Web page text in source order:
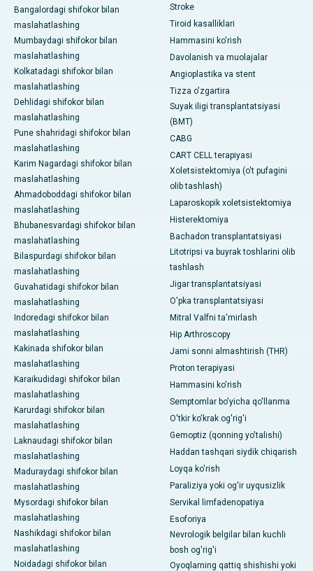
Bangalordagi shifokor bilan
maslahatlashing
Mumbaydagi shifokor bilan
maslahatlashing
Kolkatadagi shifokor bilan
maslahatlashing
Dehlidagi shifokor bilan
maslahatlashing
Pune shahridagi shifokor bilan
maslahatlashing
Karim Nagardagi shifokor bilan
maslahatlashing
Ahmadoboddagi shifokor bilan
maslahatlashing
Bhubanesvardagi shifokor bilan
maslahatlashing
Bilaspurdagi shifokor bilan
maslahatlashing
Guvahatidagi shifokor bilan
maslahatlashing
Indoredagi shifokor bilan
maslahatlashing
Kakinada shifokor bilan
maslahatlashing
Karaikudidagi shifokor bilan
maslahatlashing
Karurdagi shifokor bilan
maslahatlashing
Laknaudagi shifokor bilan
maslahatlashing
Maduraydagi shifokor bilan
maslahatlashing
Mysordagi shifokor bilan
maslahatlashing
Nashikdagi shifokor bilan
maslahatlashing
Noidadagi shifokor bilan
Stroke
Tiroid kasalliklari
Hammasini ko'rish
Davolanish va muolajalar
Angioplastika va stent
Tizza o'zgartira
Suyak iligi transplantatsiyasi
(BMT)
CABG
CART CELL terapiyasi
Xoletsistektomiya (o't pufagini
olib tashlash)
Laparoskopik xoletsistektomiya
Histerektomiya
Bachadon transplantatsiyasi
Litotripsi va buyrak toshlarini olib
tashlash
Jigar transplantatsiyasi
O'pka transplantatsiyasi
Mitral Valfni ta'mirlash
Hip Arthroscopy
Jami sonni almashtirish (THR)
Proton terapiyasi
Hammasini ko'rish
Semptomlar bo'yicha qo'llanma
O'tkir ko'krak og'rig'i
Gemoptiz (qonning yo'talishi)
Haddan tashqari siydik chiqarish
Loyqa ko'rish
Paraliziya yoki og'ir uyqusizlik
Servikal limfadenopatiya
Esoforiya
Nevrologik belgilar bilan kuchli
bosh og'rig'i
Oyoqlarning qattiq shishishi yoki